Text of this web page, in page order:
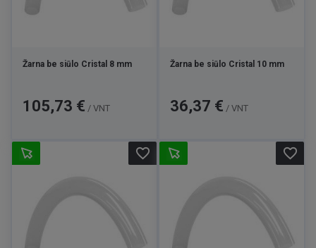
Žarna be siūlo Cristal 8 mm
Kaina
105,73 € / VNT
Žarna be siūlo Cristal 10 mm
Kaina
36,37 € / VNT
favorite_border favorite_border